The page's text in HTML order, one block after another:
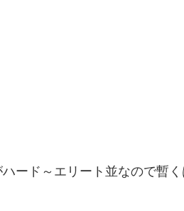
ード～エリート並なので暫